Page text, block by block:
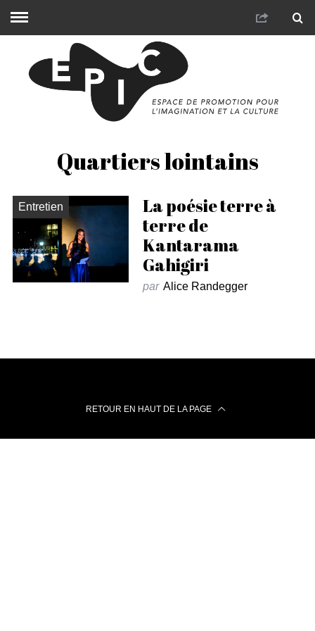
Quartiers lointains
Entretien
La poésie terre à
terre de
Kantarama
Gahigiri
par Alice Randegger
RETOUR EN HAUT DE LA PAGE